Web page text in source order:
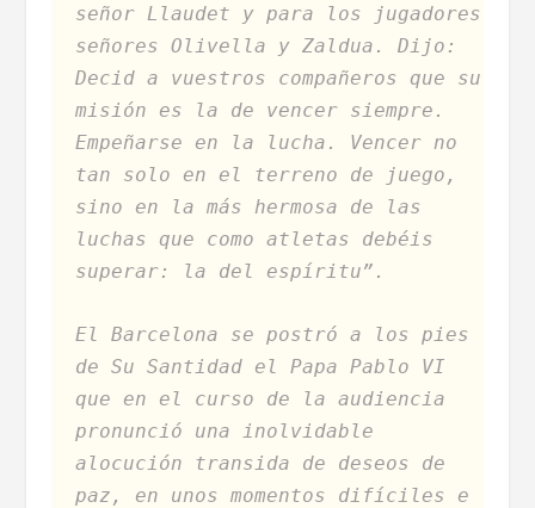
señor Llaudet y para los jugadores
señores Olivella y Zaldua. Dijo:
Decid a vuestros compañeros que su
misión es la de vencer siempre.
Empeñarse en la lucha. Vencer no
tan solo en el terreno de juego,
sino en la más hermosa de las
luchas que como atletas debéis
superar: la del espíritu”.
El Barcelona se postró a los pies
de Su Santidad el Papa Pablo VI
que en el curso de la audiencia
pronunció una inolvidable
alocución transida de deseos de
paz, en unos momentos difíciles e